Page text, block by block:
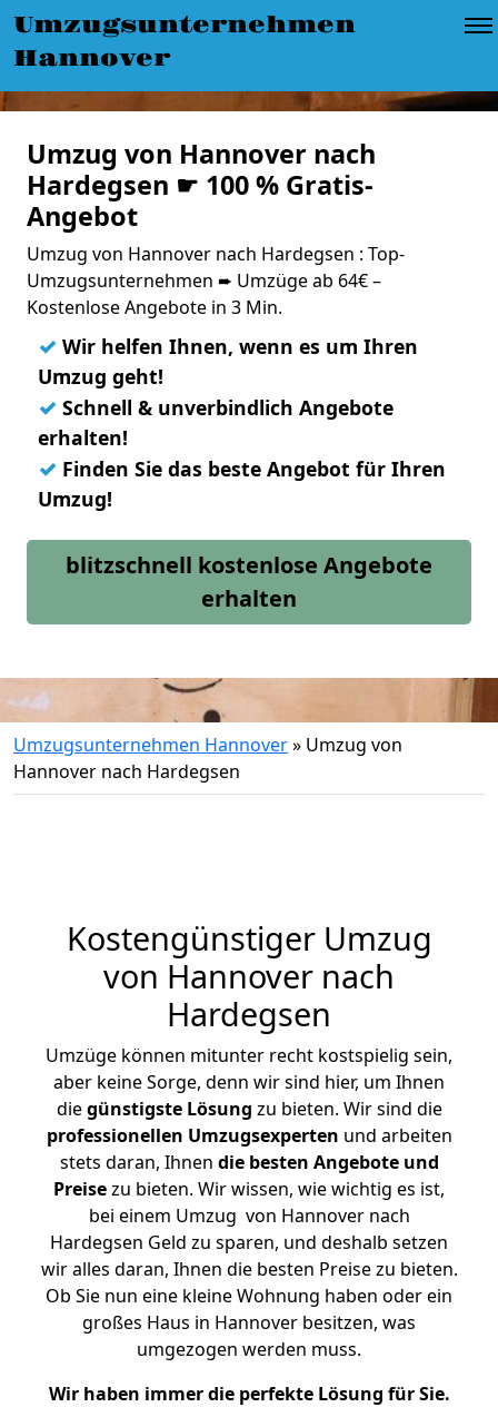
Umzugsunternehmen
Hannover
Umzug von Hannover nach
Hardegsen ☛ 100 % Gratis-
Angebot
Umzug von Hannover nach Hardegsen : Top-
Umzugsunternehmen ➨ Umzüge ab 64€ –
Kostenlose Angebote in 3 Min.
✓ Wir helfen Ihnen, wenn es um Ihren
Umzug geht!
✓ Schnell & unverbindlich Angebote
erhalten!
✓ Finden Sie das beste Angebot für Ihren
Umzug!
blitzschnell kostenlose Angebote
erhalten
Umzugsunternehmen Hannover» Umzug von
Hannover nach Hardegsen
Kostengünstiger Umzug
von Hannover nach
Hardegsen
Umzüge können mitunter recht kostspielig sein,
aber keine Sorge, denn wir sind hier, um Ihnen
diegünstigste Lösung zu bieten. Wir sind die
professionellen Umzugsexperten und arbeiten
stets daran, Ihnen die besten Angebote und
Preisezu bieten. Wir wissen, wie wichtig es ist,
bei einem Umzug von Hannover nach
Hardegsen Geld zu sparen, und deshalb setzen
wir alles daran, Ihnen die besten Preise zu bieten.
Ob Sie nun eine kleine Wohnung haben oder ein
großes Haus in Hannover besitzen, was
umgezogen werden muss.
Wir haben immer die perfekte Lösung für Sie.